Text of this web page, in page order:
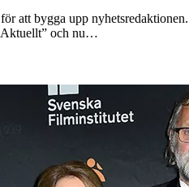
att bygga upp
och nu…